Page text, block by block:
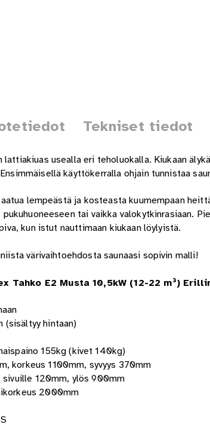
Tekniset tiedot
lattiakiuas usealla eri teholuokalla. Kiukaan
käyttökerralla ohjain tunnistaa
lempeästä ja kosteasta kuumempaan
tai vaikka valokytkinrasiaan.
kun istut nauttimaan kiukaan löylyistä.
värivaihtoehdosta saunaasi sopivin malli!
Tahko E2 Musta 10,5kW (12-22 m³)
(sisältyy hintaan)
155kg (kivet 140kg)
korkeus 1100mm, syvyys 370mm
sivuille 120mm, ylös 900mm
2000mm